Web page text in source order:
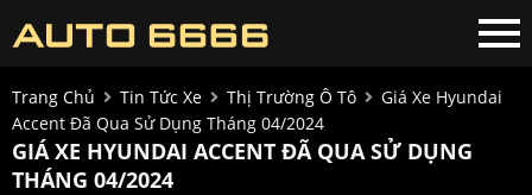
Trang Chủ Tin Tức Xe Thị Trường Ô Tô
Giá Xe Hyundai
Accent Đã Qua Sử Dụng Tháng 04/2024
GIÁ XE HYUNDAI ACCENT ĐÃ QUA SỬ DỤNG
THÁNG 04/2024